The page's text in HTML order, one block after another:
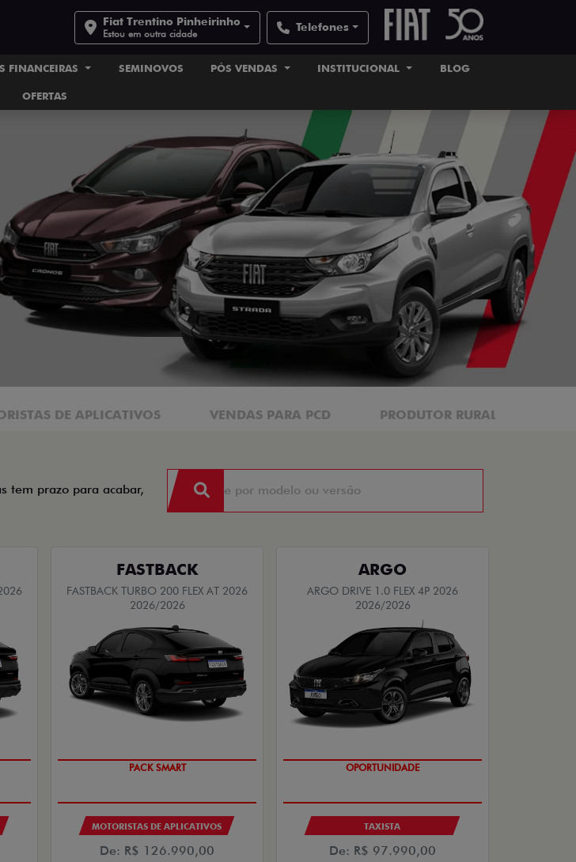
Fiat Trentino Pinheirinho
Estou em outra cidade Telefones
FINANCEIRAS SEMINOVOS PÓS VENDAS INSTITUCIONAL BLOG
OFERTAS
DE APLICATIVOS VENDAS PARA PCD PRODUTOR RURAL
tem prazo para acabar,
FASTBACK
FASTBACK TURBO 200 FLEX AT 2026
2026/2026
PACK SMART
MOTORISTAS DE APLICATIVOS
De: R$ 126.990,00
ARGO
ARGO DRIVE 1.0 FLEX 4P 2026
2026/2026
OPORTUNIDADE
TAXISTA
De: R$ 97.990,00